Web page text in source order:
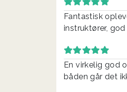
Fantastisk
instruktører,
En virkelig god
båden går det